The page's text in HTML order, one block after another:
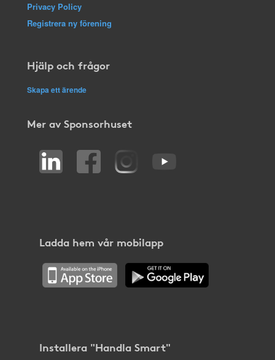
Privacy Policy
Registrera ny förening
Hjälp och frågor
Skapa ett ärende
Mer av Sponsorhuset
Ladda hem vår mobilapp
Installera "Handla Smart"